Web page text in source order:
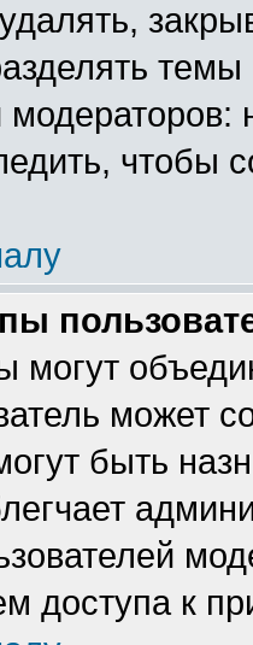
чтобы
могут
может
быть
доступа к